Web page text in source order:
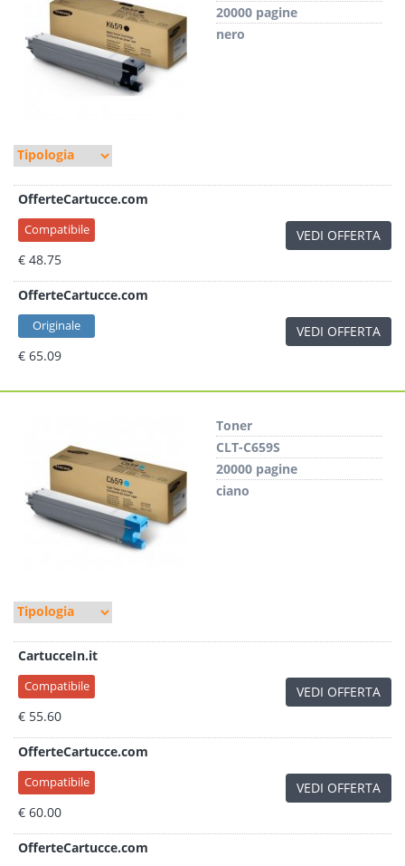
20000 pagine
nero
OfferteCartucce.com
Compatibile
€ 48.75
VEDI OFFERTA
OfferteCartucce.com
Originale
€ 65.09
VEDI OFFERTA
Toner
CLT-C659S
20000 pagine
ciano
CartucceIn.it
Compatibile
€ 55.60
VEDI OFFERTA
OfferteCartucce.com
Compatibile
€ 60.00
VEDI OFFERTA
OfferteCartucce.com